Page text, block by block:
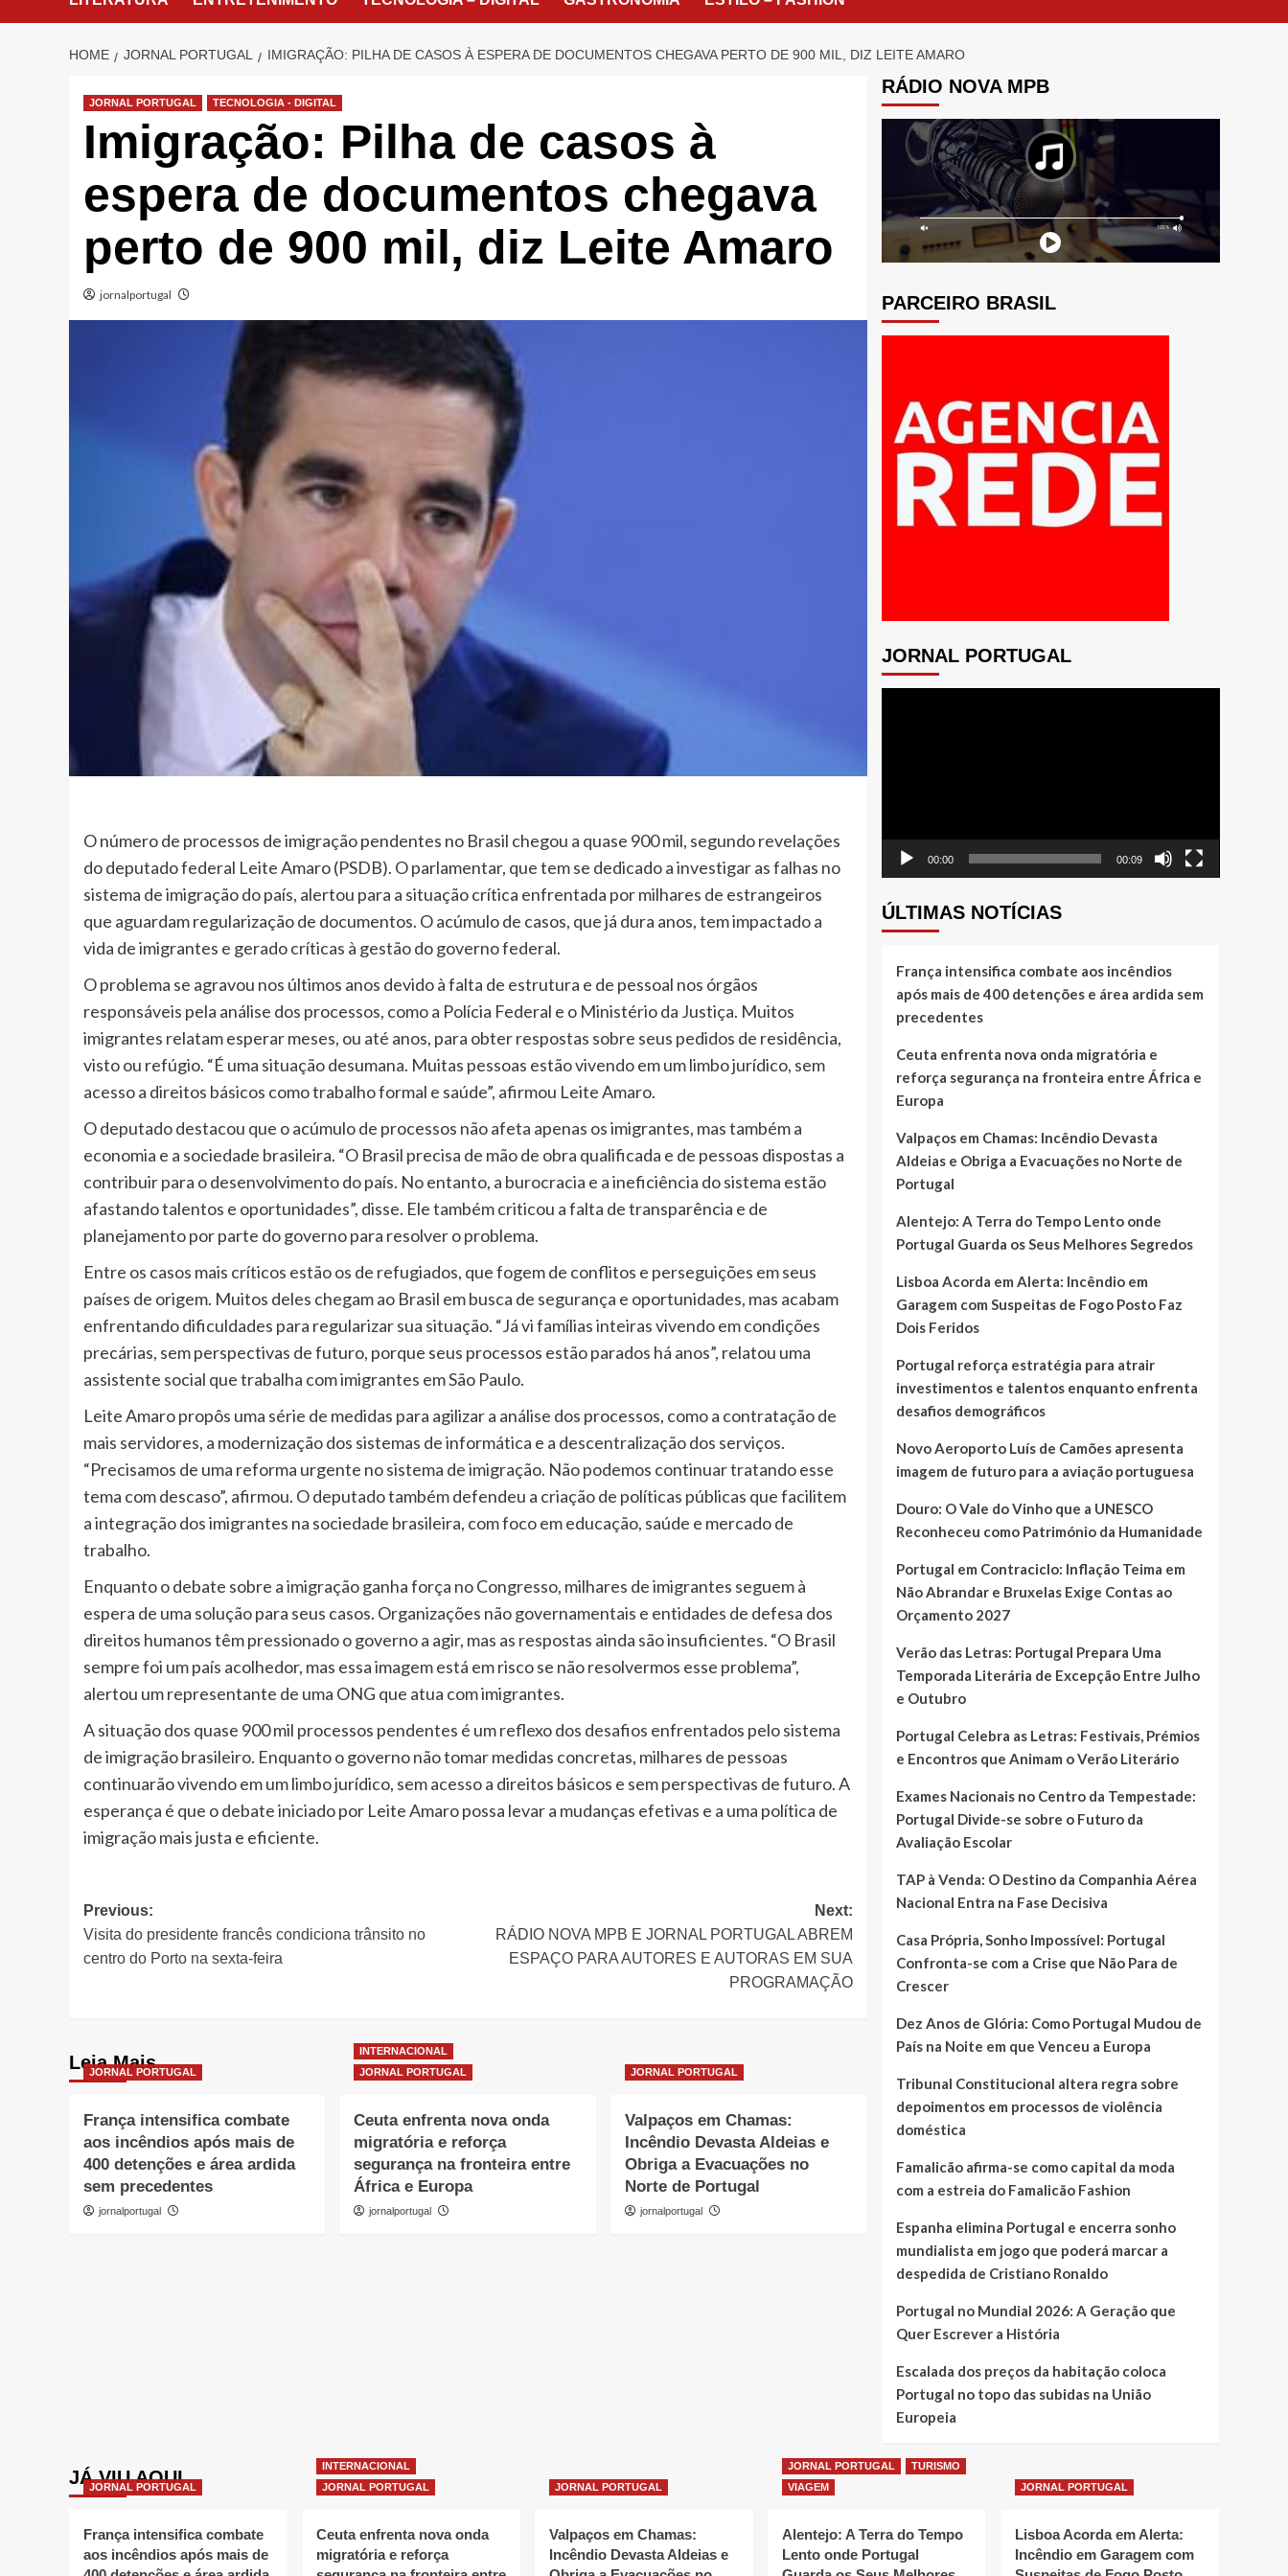
HOME JORNAL PORTUGAL IMIGRAÇÃO: PILHA DE CASOS À ESPERA DE DOCUMENTOS CHEGAVA PERTO DE 900 MIL, DIZ LEITE AMARO
JORNAL PORTUGAL TECNOLOGIA - DIGITAL
Imigração: Pilha de casos à
espera de documentos chegava
perto de 900 mil, diz Leite Amaro
jornalportugal
O número de processos de imigração pendentes no Brasil chegou a quase 900 mil, segundo revelações
do deputado federal Leite Amaro (PSDB). O parlamentar, que tem se dedicado a investigar as falhas no
sistema de imigração do país, alertou para a situação crítica enfrentada por milhares de estrangeiros
que aguardam regularização de documentos. O acúmulo de casos, que já dura anos, tem impactado a
vida de imigrantes e gerado críticas à gestão do governo federal.
O problema se agravou nos últimos anos devido à falta de estrutura e de pessoal nos órgãos
responsáveis pela análise dos processos, como a Polícia Federal e o Ministério da Justiça. Muitos
imigrantes relatam esperar meses, ou até anos, para obter respostas sobre seus pedidos de residência,
visto ou refúgio. “É uma situação desumana. Muitas pessoas estão vivendo em um limbo jurídico, sem
acesso a direitos básicos como trabalho formal e saúde”, afirmou Leite Amaro.
O deputado destacou que o acúmulo de processos não afeta apenas os imigrantes, mas também a
economia e a sociedade brasileira. “O Brasil precisa de mão de obra qualificada e de pessoas dispostas a
contribuir para o desenvolvimento do país. No entanto, a burocracia e a ineficiência do sistema estão
afastando talentos e oportunidades”, disse. Ele também criticou a falta de transparência e de
planejamento por parte do governo para resolver o problema.
Entre os casos mais críticos estão os de refugiados, que fogem de conflitos e perseguições em seus
países de origem. Muitos deles chegam ao Brasil em busca de segurança e oportunidades, mas acabam
enfrentando dificuldades para regularizar sua situação. “Já vi famílias inteiras vivendo em condições
precárias, sem perspectivas de futuro, porque seus processos estão parados há anos”, relatou uma
assistente social que trabalha com imigrantes em São Paulo.
Leite Amaro propôs uma série de medidas para agilizar a análise dos processos, como a contratação de
mais servidores, a modernização dos sistemas de informática e a descentralização dos serviços.
“Precisamos de uma reforma urgente no sistema de imigração. Não podemos continuar tratando esse
tema com descaso”, afirmou. O deputado também defendeu a criação de políticas públicas que facilitem
a integração dos imigrantes na sociedade brasileira, com foco em educação, saúde e mercado de
trabalho.
Enquanto o debate sobre a imigração ganha força no Congresso, milhares de imigrantes seguem à
espera de uma solução para seus casos. Organizações não governamentais e entidades de defesa dos
direitos humanos têm pressionado o governo a agir, mas as respostas ainda são insuficientes. “O Brasil
sempre foi um país acolhedor, mas essa imagem está em risco se não resolvermos esse problema”,
alertou um representante de uma ONG que atua com imigrantes.
A situação dos quase 900 mil processos pendentes é um reflexo dos desafios enfrentados pelo sistema
de imigração brasileiro. Enquanto o governo não tomar medidas concretas, milhares de pessoas
continuarão vivendo em um limbo jurídico, sem acesso a direitos básicos e sem perspectivas de futuro. A
esperança é que o debate iniciado por Leite Amaro possa levar a mudanças efetivas e a uma política de
imigração mais justa e eficiente.
Post
navigation
Previous:
Visita do presidente francês condiciona trânsito no
centro do Porto na sexta-feira
Next:
RÁDIO NOVA MPB E JORNAL PORTUGAL ABREM
ESPAÇO PARA AUTORES E AUTORAS EM SUA
PROGRAMAÇÃO
Leia Mais
JORNAL PORTUGAL
França intensifica combate
aos incêndios após mais de
400 detenções e área ardida
sem precedentes
jornalportugal
INTERNACIONAL
JORNAL PORTUGAL
Ceuta enfrenta nova onda
migratória e reforça
segurança na fronteira entre
África e Europa
jornalportugal
JORNAL PORTUGAL
Valpaços em Chamas:
Incêndio Devasta Aldeias e
Obriga a Evacuações no
Norte de Portugal
jornalportugal
RÁDIO NOVA MPB
PARCEIRO BRASIL
JORNAL PORTUGAL
00:00 00:09
ÚLTIMAS NOTÍCIAS
França intensifica combate aos incêndios
após mais de 400 detenções e área ardida sem
precedentes
Ceuta enfrenta nova onda migratória e
reforça segurança na fronteira entre África e
Europa
Valpaços em Chamas: Incêndio Devasta
Aldeias e Obriga a Evacuações no Norte de
Portugal
Alentejo: A Terra do Tempo Lento onde
Portugal Guarda os Seus Melhores Segredos
Lisboa Acorda em Alerta: Incêndio em
Garagem com Suspeitas de Fogo Posto Faz
Dois Feridos
Portugal reforça estratégia para atrair
investimentos e talentos enquanto enfrenta
desafios demográficos
Novo Aeroporto Luís de Camões apresenta
imagem de futuro para a aviação portuguesa
Douro: O Vale do Vinho que a UNESCO
Reconheceu como Património da Humanidade
Portugal em Contraciclo: Inflação Teima em
Não Abrandar e Bruxelas Exige Contas ao
Orçamento 2027
Verão das Letras: Portugal Prepara Uma
Temporada Literária de Excepção Entre Julho
e Outubro
Portugal Celebra as Letras: Festivais, Prémios
e Encontros que Animam o Verão Literário
Exames Nacionais no Centro da Tempestade:
Portugal Divide-se sobre o Futuro da
Avaliação Escolar
TAP à Venda: O Destino da Companhia Aérea
Nacional Entra na Fase Decisiva
Casa Própria, Sonho Impossível: Portugal
Confronta-se com a Crise que Não Para de
Crescer
Dez Anos de Glória: Como Portugal Mudou de
País na Noite em que Venceu a Europa
Tribunal Constitucional altera regra sobre
depoimentos em processos de violência
doméstica
Famalicão afirma-se como capital da moda
com a estreia do Famalicão Fashion
Espanha elimina Portugal e encerra sonho
mundialista em jogo que poderá marcar a
despedida de Cristiano Ronaldo
Portugal no Mundial 2026: A Geração que
Quer Escrever a História
Escalada dos preços da habitação coloca
Portugal no topo das subidas na União
Europeia
JÁ VIU AQUI
JORNAL PORTUGAL
França intensifica combate
aos incêndios após mais de
INTERNACIONAL
JORNAL PORTUGAL
Ceuta enfrenta nova onda
migratória e reforça
JORNAL PORTUGAL
Valpaços em Chamas:
Incêndio Devasta Aldeias e
JORNAL PORTUGAL
TURISMO
VIAGEM
Alentejo: A Terra do Tempo
Lento onde Portugal
JORNAL PORTUGAL
Lisboa Acorda em Alerta:
Incêndio em Garagem com